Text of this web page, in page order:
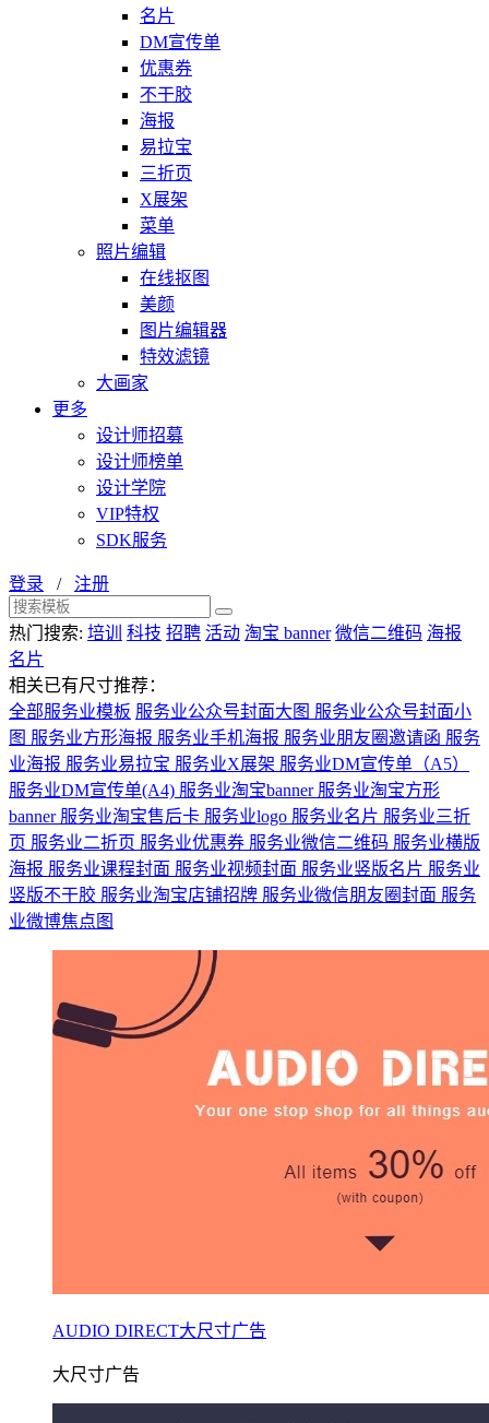
名片
DM宣传单
优惠券
不干胶
海报
易拉宝
三折页
X展架
菜单
照片编辑
在线抠图
美颜
图片编辑器
特效滤镜
大画家
更多
设计师招募
设计师榜单
设计学院
VIP特权
SDK服务
登录 / 注册
热门搜索: 培训 科技 招聘 活动 淘宝 banner 微信二维码 海报
名片
相关已有尺寸推荐：
全部服务业模板 服务业公众号封面大图 服务业公众号封面小
图 服务业方形海报 服务业手机海报 服务业朋友圈邀请函 服务
业海报 服务业易拉宝 服务业X展架 服务业DM宣传单（A5）
服务业DM宣传单(A4) 服务业淘宝banner 服务业淘宝方形
banner 服务业淘宝售后卡 服务业logo 服务业名片 服务业三折
页 服务业二折页 服务业优惠券 服务业微信二维码 服务业横版
海报 服务业课程封面 服务业视频封面 服务业竖版名片 服务业
竖版不干胶 服务业淘宝店铺招牌 服务业微信朋友圈封面 服务
业微博焦点图
AUDIO DIRECT大尺寸广告
大尺寸广告